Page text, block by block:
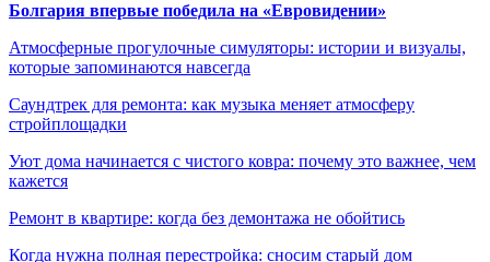
Болгария впервые победила на «Евровидении»
Атмосферные прогулочные симуляторы: истории и визуалы,
которые запоминаются навсегда
Саундтрек для ремонта: как музыка меняет атмосферу
стройплощадки
Уют дома начинается с чистого ковра: почему это важнее, чем
кажется
Ремонт в квартире: когда без демонтажа не обойтись
Когда нужна полная перестройка: сносим старый дом